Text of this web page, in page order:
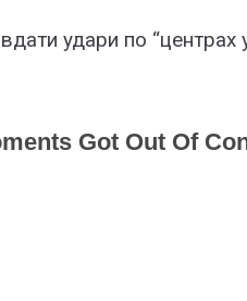
удари по “центрах